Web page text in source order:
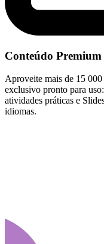
Conteúdo Premium
Aproveite mais de 15
exclusivo pronto para
atividades práticas e
idiomas.